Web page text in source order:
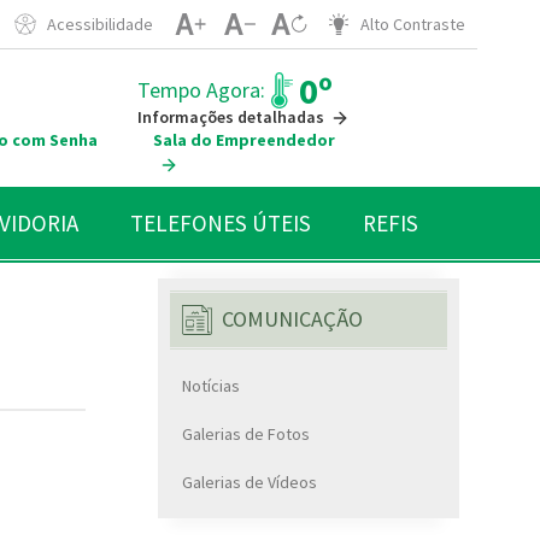
Acessibilidade Alto Contraste
Tempo Agora: 0º
Informações detalhadas
com Senha
Sala do Empreendedor
TELEFONES ÚTEIS REFIS
COMUNICAÇÃO
Notícias
Galerias de Fotos
Galerias de Vídeos